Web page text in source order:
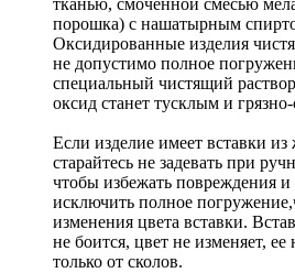
тканью, смоченной смесью
порошка) с нашатырным
Оксидированные изделия
не допустимо полное
специальный чистящий
оксид станет тусклым и
Если изделие имеет вставки из
старайтесь не задевать при
чтобы избежать повреждения
исключить полное
изменения цвета вставки.
не боится, цвет не изменяет,
только от сколов.